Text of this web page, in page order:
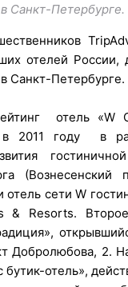
Санкт-Петербурге.
отелей России,
Санкт-Петербурге.
отель «W
2011 году в
(Вознесенский
сети W
& Resorts.
Добролюбова, 2.
бутик-отель»,